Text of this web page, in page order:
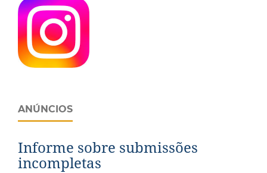
ANÚNCIOS
Informe sobre submissões
incompletas